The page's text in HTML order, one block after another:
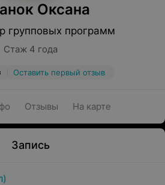
Оксана
групповых программ
Стаж 4 года
Оставить первый отзыв
Отзывы На карте
Запись